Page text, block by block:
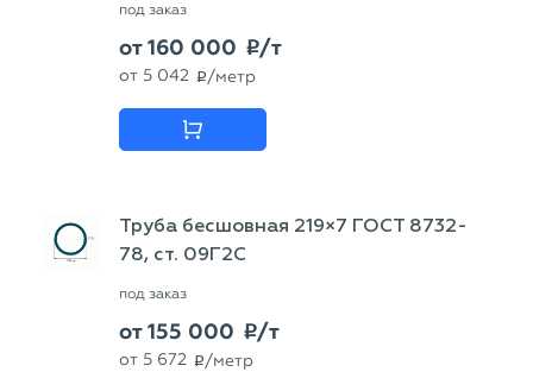
под заказ
от160 000 p/т
от 5 042 p /метр
Труба бесшовная 219×7 ГОСТ 8732-
78, ст. 09Г2С
под заказ
от155 000 p/т
от 5 672 p /метр